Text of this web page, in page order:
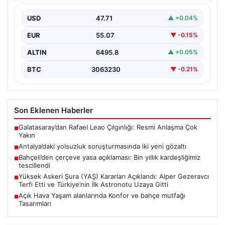
Kardeşliğimiz Resmen Tescillendi”, “content”: “ Milliyetçi
Hareket…
USD 47.71 ▲ +0.04%
EUR 55.07 ▼ -0.15%
ALTIN 6495.8 ▲ +0.05%
BTC 3063230 ▼ -0.21%
Son Eklenen Haberler
■Galatasaray’dan Rafael Leao Çılgınlığı: Resmi Anlaşma Çok
Yakın
■Antalya’daki yolsuzluk soruşturmasında iki yeni gözaltı
■Bahçeli’den çerçeve yasa açıklaması: Bin yıllık kardeşliğimiz
tescillendi
■Yüksek Askeri Şura (YAŞ) Kararları Açıklandı: Alper Gezeravcı
Terfi Etti ve Türkiye’nin İlk Astronotu Uzaya Gitti
■Açık Hava Yaşam alanlarında Konfor ve bahçe mutfağı
Tasarımları